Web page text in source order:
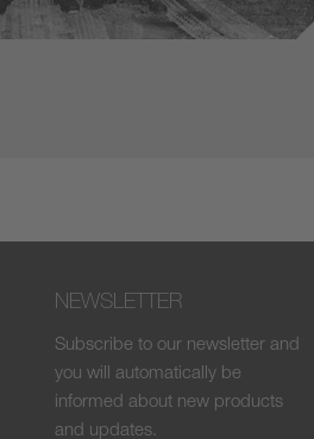
NEWSLETTER
Subscribe to our newsletter and
you will automatically be
informed about new products
and updates.